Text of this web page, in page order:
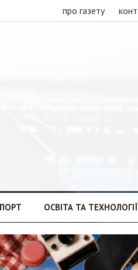
про газету
ОСВІТА ТА ТЕХНОЛОГІЇ